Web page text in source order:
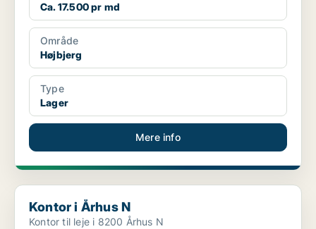
Ca. 17.500 pr md
Område
Højbjerg
Type
Lager
Mere info
Kontor i Århus N
Kontor i Århus N
Kontor til leje i 8200 Århus N